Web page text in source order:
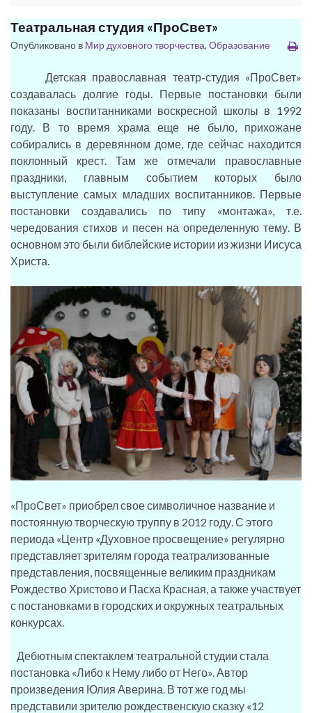
Театральная студия «ПроСвет»
Опубликовано в Мир духовного творчества, Образование
Детская православная театр-студия «ПроСвет»
создавалась долгие годы. Первые постановки были
показаны воспитанниками воскресной школы в 1992
году. В то время храма еще не было, прихожане
собирались в деревянном доме, где сейчас находится
поклонный крест. Там же отмечали православные
праздники, главным событием которых было
выступление самых младших воспитанников. Первые
постановки создавались по типу «монтажа», т.е.
чередования стихов и песен на определенную тему. В
основном это были библейские истории из жизни Иисуса
Христа.
«ПроСвет» приобрел свое символичное название и
постоянную творческую труппу в 2012 году. С этого
периода «Центр «Духовное просвещение» регулярно
представляет зрителям города театрализованные
представления, посвященные великим праздникам
Рождество Христово и Пасха Красная, а также участвует
с постановками в городских и окружных театральных
конкурсах.
Дебютным спектаклем театральной студии стала
постановка «Либо к Нему либо от Него». Автор
произведения Юлия Аверина. В тот же год мы
представили зрителю рождественскую сказку «12